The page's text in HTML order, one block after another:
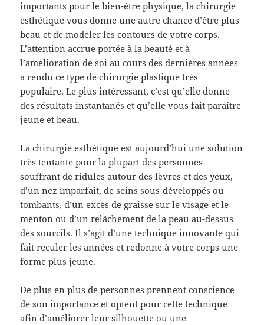
importants pour le bien-être physique, la chirurgie
esthétique vous donne une autre chance d’être plus
beau et de modeler les contours de votre corps.
L’attention accrue portée à la beauté et à
l’amélioration de soi au cours des dernières années
a rendu ce type de chirurgie plastique très
populaire. Le plus intéressant, c’est qu’elle donne
des résultats instantanés et qu’elle vous fait paraître
jeune et beau.
La chirurgie esthétique est aujourd’hui une solution
très tentante pour la plupart des personnes
souffrant de ridules autour des lèvres et des yeux,
d’un nez imparfait, de seins sous-développés ou
tombants, d’un excès de graisse sur le visage et le
menton ou d’un relâchement de la peau au-dessus
des sourcils. Il s’agit d’une technique innovante qui
fait reculer les années et redonne à votre corps une
forme plus jeune.
De plus en plus de personnes prennent conscience
de son importance et optent pour cette technique
afin d’améliorer leur silhouette ou une